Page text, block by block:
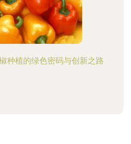
种植的绿色密码与创新之路